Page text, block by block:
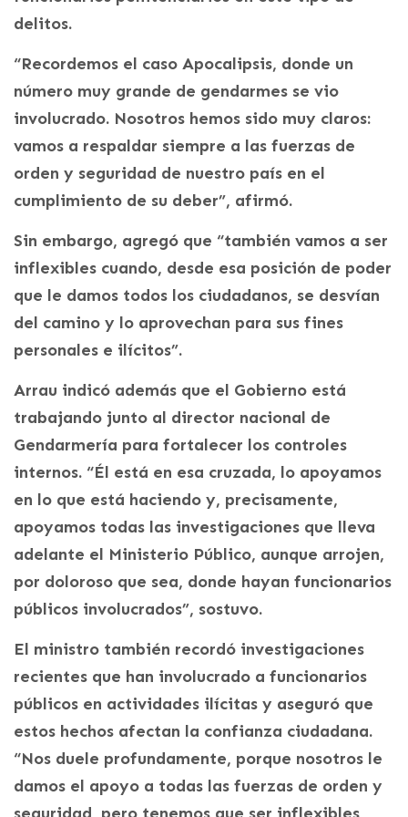
delitos.
“Recordemos el caso Apocalipsis, donde un
número muy grande de gendarmes se vio
involucrado. Nosotros hemos sido muy claros:
vamos a respaldar siempre a las fuerzas de
orden y seguridad de nuestro país en el
cumplimiento de su deber”, afirmó.
Sin embargo, agregó que “también vamos a ser
inflexibles cuando, desde esa posición de poder
que le damos todos los ciudadanos, se desvían
del camino y lo aprovechan para sus fines
personales e ilícitos”.
Arrau indicó además que el Gobierno está
trabajando junto al director nacional de
Gendarmería para fortalecer los controles
internos. “Él está en esa cruzada, lo apoyamos
en lo que está haciendo y, precisamente,
apoyamos todas las investigaciones que lleva
adelante el Ministerio Público, aunque arrojen,
por doloroso que sea, donde hayan funcionarios
públicos involucrados”, sostuvo.
El ministro también recordó investigaciones
recientes que han involucrado a funcionarios
públicos en actividades ilícitas y aseguró que
estos hechos afectan la confianza ciudadana.
“Nos duele profundamente, porque nosotros le
damos el apoyo a todas las fuerzas de orden y